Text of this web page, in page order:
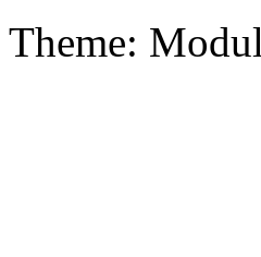
Theme: